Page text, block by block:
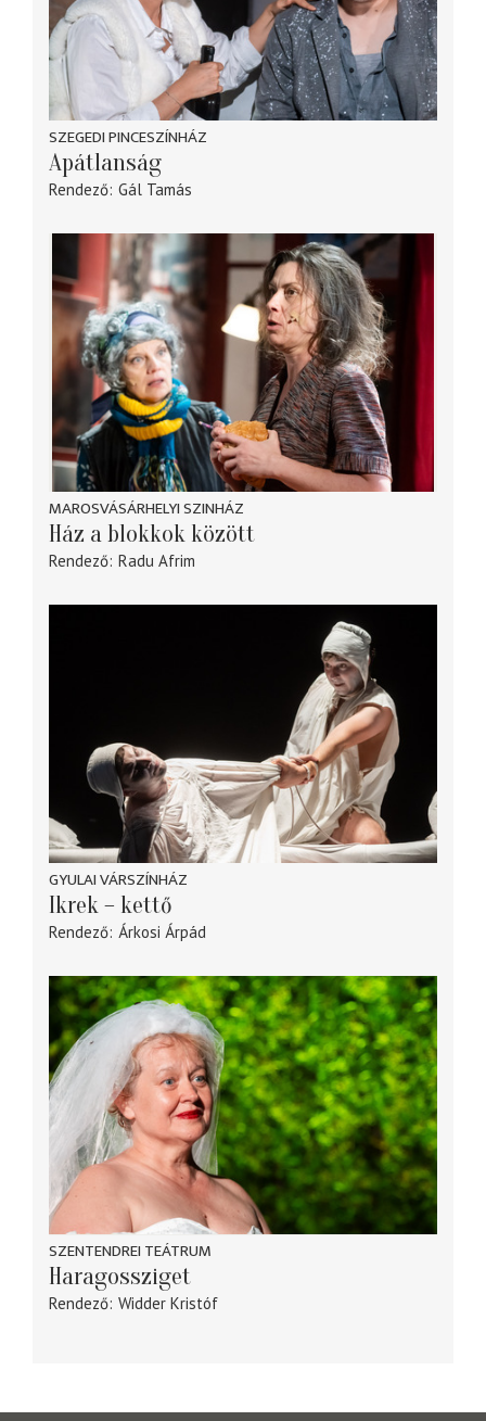
SZEGEDI PINCESZÍNHÁZ
Apátlanság
Rendező Gál Tamás
MAROSVÁSÁRHELYI SZINHÁZ
Ház a blokkok között
Rendező Radu Afrim
GYULAI VÁRSZÍNHÁZ
Ikrek – kettő
Rendező Árkosi Árpád
SZENTENDREI TEÁTRUM
Haragossziget
Rendező Widder Kristóf